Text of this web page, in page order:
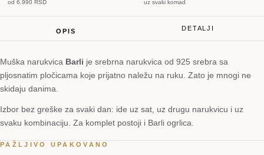
od 6.990 RSD uz svaki komad
OPIS DETALJI
Muška narukvica Barli je srebrna narukvica od 925 srebra sa
pljosnatim pločicama koje prijatno naležu na ruku. Zato je mnogi ne
skidaju danima.
Izbor bez greške za svaki dan: ide uz sat, uz drugu narukvicu i uz
svaku kombinaciju. Za komplet postoji i Barli ogrlica.
PAŽLJIVO UPAKOVANO